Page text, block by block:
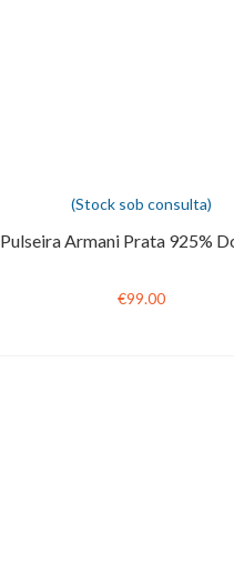
(Stock sob consulta)
Pulseira Armani Prata 925%
€99.00